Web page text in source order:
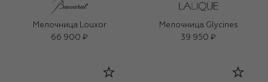
Мелочница Louxor
66 900 ₽
Мелочница Glycines
39 950 ₽